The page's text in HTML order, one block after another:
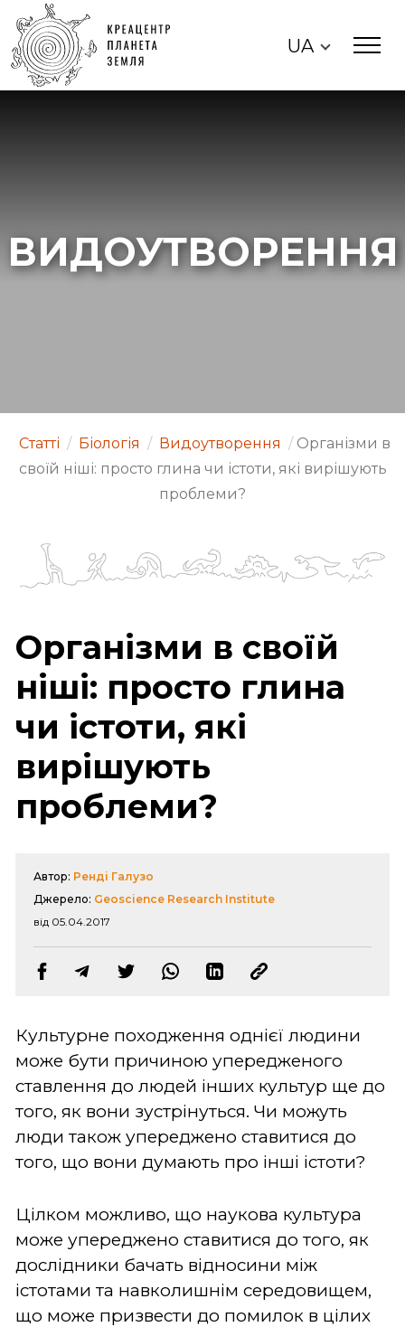
UA
ВИДОУТВОРЕННЯ
Статті / Біологія / Видоутворення / Організми в
своїй ніші: просто глина чи істоти, які вирішують
проблеми?
Організми в своїй
ніші: просто глина
чи істоти, які
вирішують
проблеми?
Автор: Ренді Галузо
Джерело: Geoscience Research Institute
від 05.04.2017
Культурне походження однієї людини
може бути причиною упередженого
ставлення до людей інших культур ще до
того, як вони зустрінуться. Чи можуть
люди також упереджено ставитися до
того, що вони думають про інші істоти?
Цілком можливо, що наукова культура
може упереджено ставитися до того, як
дослідники бачать відносини між
істотами та навколишнім середовищем,
що може призвести до помилок в цілих